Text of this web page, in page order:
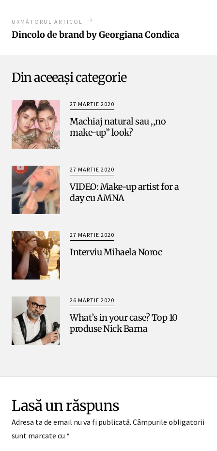
URMĂTORUL ARTICOL
Dincolo de brand by Georgiana Condica
Din aceeași categorie
27 MARTIE 2020
Machiaj natural sau ,,no
make-up” look?
27 MARTIE 2020
VIDEO: Make-up artist for a
day cu AMNA
27 MARTIE 2020
Interviu Mihaela Noroc
26 MARTIE 2020
What’s in your case? Top 10
produse Nick Barna
Lasă un răspuns
Adresa ta de email nu va fi publicată. Câmpurile obligatorii
sunt marcate cu *